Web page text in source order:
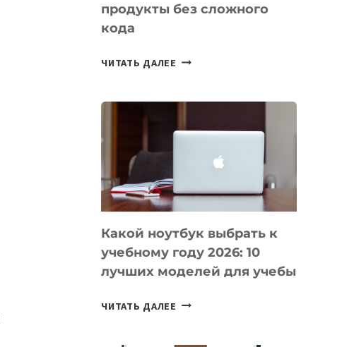
продукты без сложного
кода
ЧИТАТЬ ДАЛЕЕ 7
КОТОРЫЕ
СОЗДАВАТЬ
БЕЗ
КОДА
Какой ноутбук выбрать к
учебному году 2026: 10
лучших моделей для учебы
ЧИТАТЬ ДАЛЕЕ КАКОЙ